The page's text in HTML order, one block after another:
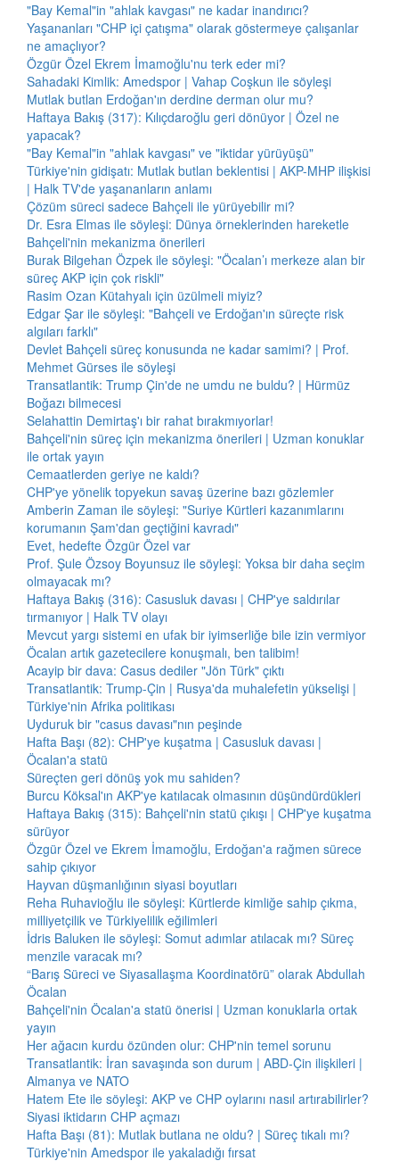
"Bay Kemal"in "ahlak kavgası" ne kadar inandırıcı?
Yaşananları "CHP içi çatışma" olarak göstermeye çalışanlar
ne amaçlıyor?
Özgür Özel Ekrem İmamoğlu'nu terk eder mi?
Sahadaki Kimlik: Amedspor | Vahap Coşkun ile söyleşi
Mutlak butlan Erdoğan'ın derdine derman olur mu?
Haftaya Bakış (317): Kılıçdaroğlu geri dönüyor | Özel ne
yapacak?
"Bay Kemal"in "ahlak kavgası" ve "iktidar yürüyüşü"
Türkiye'nin gidişatı: Mutlak butlan beklentisi | AKP-MHP ilişkisi
| Halk TV'de yaşananların anlamı
Çözüm süreci sadece Bahçeli ile yürüyebilir mi?
Dr. Esra Elmas ile söyleşi: Dünya örneklerinden hareketle
Bahçeli'nin mekanizma önerileri
Burak Bilgehan Özpek ile söyleşi: "Öcalan’ı merkeze alan bir
süreç AKP için çok riskli"
Rasim Ozan Kütahyalı için üzülmeli miyiz?
Edgar Şar ile söyleşi: "Bahçeli ve Erdoğan'ın süreçte risk
algıları farklı"
Devlet Bahçeli süreç konusunda ne kadar samimi? | Prof.
Mehmet Gürses ile söyleşi
Transatlantik: Trump Çin'de ne umdu ne buldu? | Hürmüz
Boğazı bilmecesi
Selahattin Demirtaş'ı bir rahat bırakmıyorlar!
Bahçeli'nin süreç için mekanizma önerileri | Uzman konuklar
ile ortak yayın
Cemaatlerden geriye ne kaldı?
CHP'ye yönelik topyekun savaş üzerine bazı gözlemler
Amberin Zaman ile söyleşi: "Suriye Kürtleri kazanımlarını
korumanın Şam'dan geçtiğini kavradı"
Evet, hedefte Özgür Özel var
Prof. Şule Özsoy Boyunsuz ile söyleşi: Yoksa bir daha seçim
olmayacak mı?
Haftaya Bakış (316): Casusluk davası | CHP'ye saldırılar
tırmanıyor | Halk TV olayı
Mevcut yargı sistemi en ufak bir iyimserliğe bile izin vermiyor
Öcalan artık gazetecilere konuşmalı, ben talibim!
Acayip bir dava: Casus dediler "Jön Türk" çıktı
Transatlantik: Trump-Çin | Rusya'da muhalefetin yükselişi |
Türkiye'nin Afrika politikası
Uyduruk bir "casus davası"nın peşinde
Hafta Başı (82): CHP'ye kuşatma | Casusluk davası |
Öcalan'a statü
Süreçten geri dönüş yok mu sahiden?
Burcu Köksal'ın AKP'ye katılacak olmasının düşündürdükleri
Haftaya Bakış (315): Bahçeli'nin statü çıkışı | CHP'ye kuşatma
sürüyor
Özgür Özel ve Ekrem İmamoğlu, Erdoğan'a rağmen sürece
sahip çıkıyor
Hayvan düşmanlığının siyasi boyutları
Reha Ruhavioğlu ile söyleşi: Kürtlerde kimliğe sahip çıkma,
milliyetçilik ve Türkiyelilik eğilimleri
İdris Baluken ile söyleşi: Somut adımlar atılacak mı? Süreç
menzile varacak mı?
“Barış Süreci ve Siyasallaşma Koordinatörü” olarak Abdullah
Öcalan
Bahçeli'nin Öcalan'a statü önerisi | Uzman konuklarla ortak
yayın
Her ağacın kurdu özünden olur: CHP'nin temel sorunu
Transatlantik: İran savaşında son durum | ABD-Çin ilişkileri |
Almanya ve NATO
Hatem Ete ile söyleşi: AKP ve CHP oylarını nasıl artırabilirler?
Siyasi iktidarın CHP açmazı
Hafta Başı (81): Mutlak butlana ne oldu? | Süreç tıkalı mı?
Türkiye'nin Amedspor ile yakaladığı fırsat